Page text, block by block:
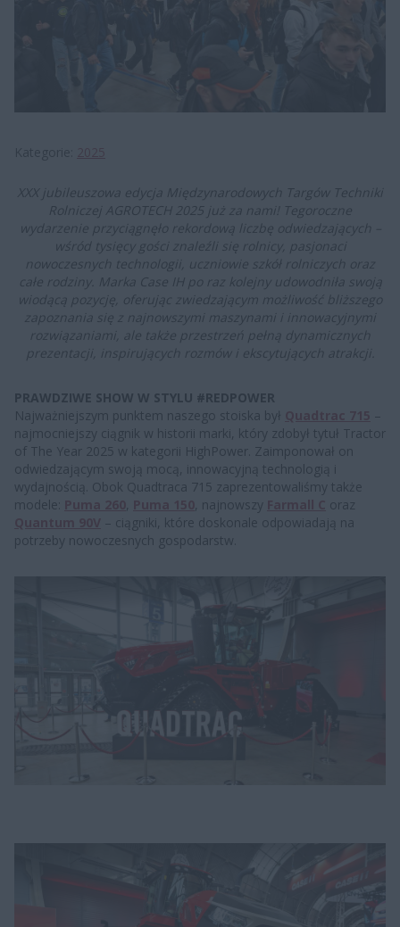
XXX jubileuszowa edycja Międzynarodowych Targów Techniki
Rolniczej AGROTECH 2025 już za nami! Tegoroczne
wydarzenie przyciągnęło rekordową liczbę odwiedzających –
wśród tysięcy gości znaleźli się rolnicy, pasjonaci
nowoczesnych technologii, uczniowie szkół rolniczych oraz
całe rodziny. Marka Case IH po raz kolejny udowodniła swoją
wiodącą pozycję, oferując zwiedzającym możliwość bliższego
zapoznania się z najnowszymi maszynami i innowacyjnymi
rozwiązaniami, ale także przestrzeń pełną dynamicznych
prezentacji, inspirujących rozmów i ekscytujących atrakcji.
PRAWDZIWE SHOW W STYLU #REDPOWER
Najważniejszym punktem naszego stoiska był
–
najmocniejszy ciągnik w historii marki, który zdobył tytuł Tractor
of The Year 2025 w kategorii HighPower. Zaimponował on
odwiedzającym swoją mocą, innowacyjną technologią i
wydajnością. Obok Quadtraca 715 zaprezentowaliśmy także
modele:
, , najnowszy
oraz
– ciągniki, które doskonale odpowiadają na
potrzeby nowoczesnych gospodarstw.